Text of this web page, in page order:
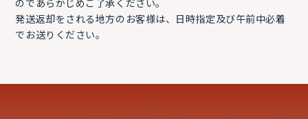
発送返却をされる地方のお客様は、日時指定及び午前中必着
でお送りください。